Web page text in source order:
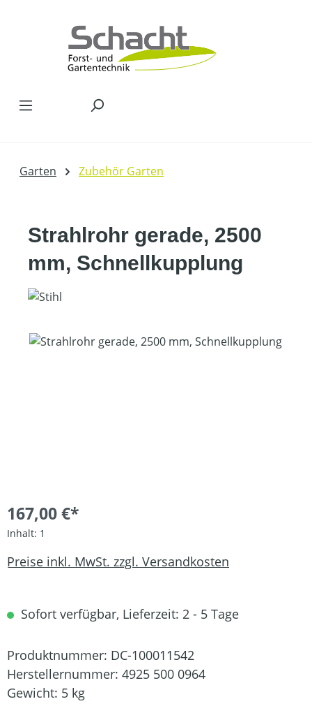
Garten Zubehör Garten
Strahlrohr gerade, 2500
mm, Schnellkupplung
Bildergalerie überspringen
167,00 €*
Inhalt: 1
Preise inkl. MwSt. zzgl. Versandkosten
Sofort verfügbar, Lieferzeit: 2 - 5 Tage
Produktnummer: DC-100011542
Herstellernummer: 4925 500 0964
Gewicht: 5 kg